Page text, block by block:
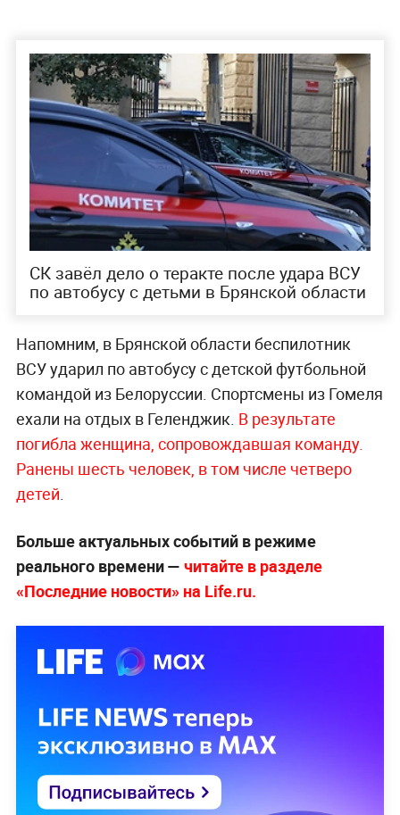
СК завёл дело о теракте после удара ВСУ
по автобусу с детьми в Брянской области
Напомним, в Брянской области беспилотник
ВСУ ударил по автобусу с детской футбольной
командой из Белоруссии. Спортсмены из Гомеля
ехали на отдых в Геленджик. В результате
погибла женщина, сопровождавшая команду.
Ранены шесть человек, в том числе четверо
детей.
Больше актуальных событий в режиме
реального времени — читайте в разделе
«Последние новости» на Life.ru.